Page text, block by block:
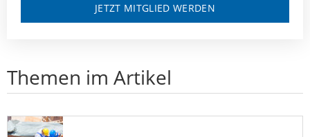
JETZT MITGLIED WERDEN
Themen im Artikel